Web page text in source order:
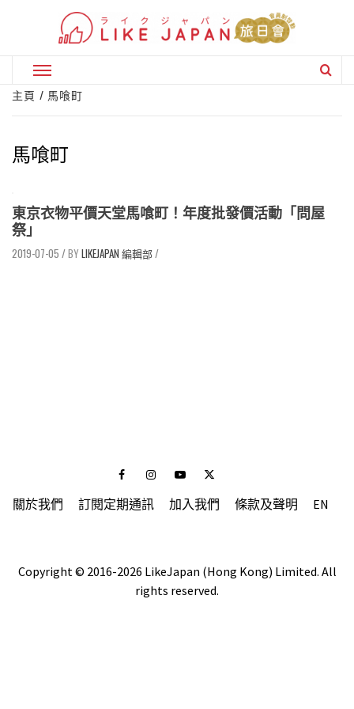
Primary
Menu
主頁 馬喰町
馬喰町
東京衣物平價天堂馬喰町！年度批發價活動「問屋
祭」
2019-07-05 / LIKEJAPAN 編輯部/
FacebookInstagramYoutubeTwitter
關於我們 訂閱定期通訊 加入我們 條款及聲明 EN
Copyright © 2016-2026 LikeJapan (Hong Kong) Limited. All
rights reserved.